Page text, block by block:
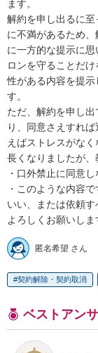
ます。
解約を申し出るに
に不満があるため
に一方的な提示に
ロンを守ることだ
性がある内容を提
す。
ただ、解約を申し
り、同意さえすれ
えばストレスがなく
長くなりましたが、
・口外禁止に同意
・このような内容
いい、または依頼
よろしくお願いしま
匿名希望 さん
契約解除・契約取消
ベストアン